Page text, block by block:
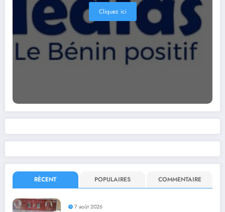
Cliquez ici
RÉCENT POPULAIRES COMMENTAIRE
7 août 2026